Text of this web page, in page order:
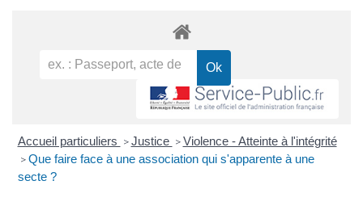
Accueil particuliers > Justice > Violence - Atteinte à l'intégrité
> Que faire face à une association qui s'apparente à une
secte ?